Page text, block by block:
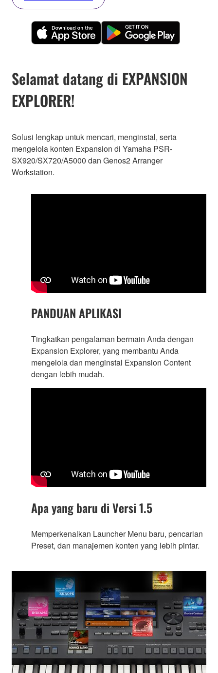
Selamat datang di EXPANSION
EXPLORER!
Solusi lengkap untuk mencari, menginstal, serta
mengelola konten Expansion di Yamaha PSR-
SX920/SX720/A5000 dan Genos2 Arranger
Workstation.
PANDUAN APLIKASI
Tingkatkan pengalaman bermain Anda dengan
Expansion Explorer, yang membantu Anda
mengelola dan menginstal Expansion Content
dengan lebih mudah.
Apa yang baru di Versi 1.5
Memperkenalkan Launcher Menu baru, pencarian
Preset, dan manajemen konten yang lebih pintar.